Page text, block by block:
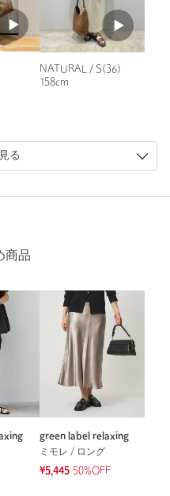
期になれば気にならなくな
NATURAL / S(36)
158cm
る
商品
green label relaxing
ミモレ / ロング
¥5,445 50%OFF